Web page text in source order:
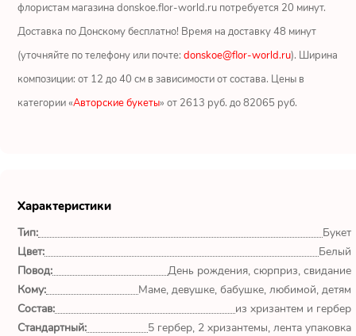
Показать еще
обл.
Спасибо сервису Flor-
world.ru, очень рада что
выбрала Вас. Букет
изумительный!
флористам магазина donskoe.flor-world.ru потребуется 20 минут.
Доставка по Донскому бесплатно! Время на доставку 48 минут
(уточняйте по телефону или почте: donskoe@flor-world.ru). Ширина
композиции: от 12 до 40 см в зависимости от состава. Цены в
категории «Авторские букеты» от 2613 руб. до 82065 руб.
Характеристики
Тип:
Букет
Цвет:
Белый
Повод:
День рождения, сюрприз, свидание
Кому:
Маме, девушке, бабушке, любимой, детям
Состав:
из хризантем и гербер
Стандартный:
5 гербер, 2 хризантемы, лента упаковка